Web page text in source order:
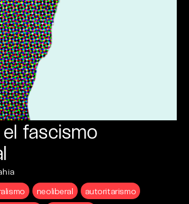
fascismo
neoliberal
autoritarismo